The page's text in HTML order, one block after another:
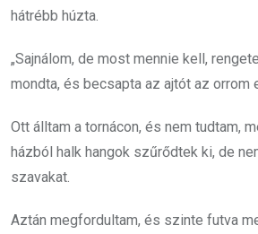
hátrébb húzta.
„Sajnálom, de most mennie kell,
mondta, és becsapta az ajtót az orrom
Ott álltam a tornácon, és nem tudtam,
házból halk hangok szűrődtek ki, de
szavakat.
Aztán megfordultam, és szinte futva